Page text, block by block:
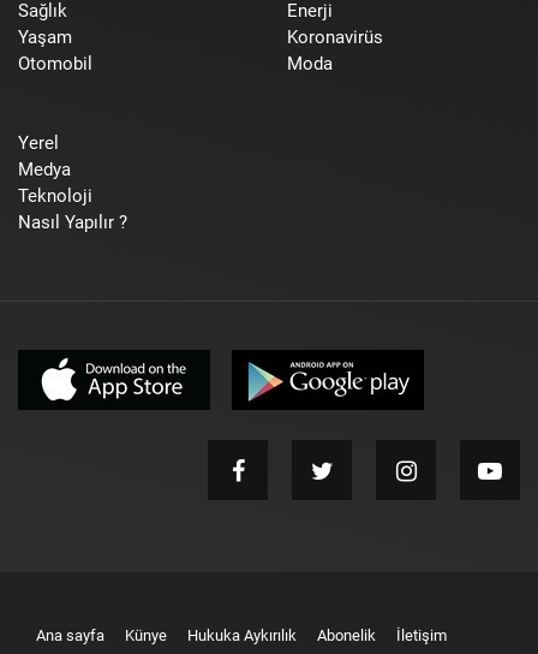
Sağlık
Yaşam
Otomobil
Enerji
Koronavirüs
Moda
Yerel
Medya
Teknoloji
Nasıl Yapılır ?
Ana sayfa Künye Hukuka Aykırılık Abonelik İletişim